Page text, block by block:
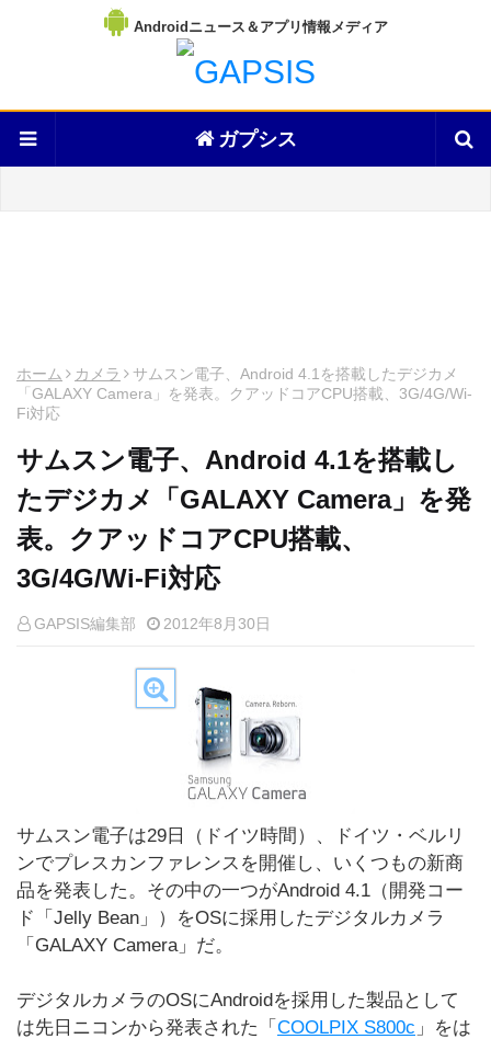
Androidニュース＆アプリ情報メディア
ガプシス
ホーム カメラ
サムスン電子、Android 4.1を搭載したデジカメ
「GALAXY Camera」を発表。クアッドコアCPU搭載、3G/4G/Wi-
Fi対応
サムスン電子、Android 4.1を搭載し
たデジカメ「GALAXY Camera」を発
表。クアッドコアCPU搭載、
3G/4G/Wi-Fi対応
GAPSIS編集部 2012年8月30日
サムスン電子は29日（ドイツ時間）、ドイツ・ベルリ
ンでプレスカンファレンスを開催し、いくつもの新商
品を発表した。その中の一つがAndroid 4.1（開発コー
ド「Jelly Bean」）をOSに採用したデジタルカメラ
「GALAXY Camera」だ。
デジタルカメラのOSにAndroidを採用した製品として
は先日ニコンから発表された「 COOLPIX S800c 」をは